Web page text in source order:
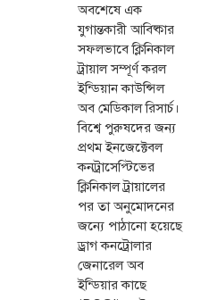
অবশেষে এক
যুগান্তকারী আবিষ্কার
সফলভাবে ক্লিনিকাল
ট্রায়াল সম্পূর্ণ করল
ইন্ডিয়ান কাউন্সিল
অব মেডিকাল রিসার্চ।
বিশ্বে পুরুষদের জন্য
প্রথম ইনজেক্টেবল
কনট্রাসেপ্টিভের
ক্লিনিকাল ট্রায়ালের
পর তা অনুমোদনের
জন্যে পাঠানো হয়েছে
ড্রাগ কনট্রোলার
জেনারেল অব
ইন্ডিয়ার কাছে